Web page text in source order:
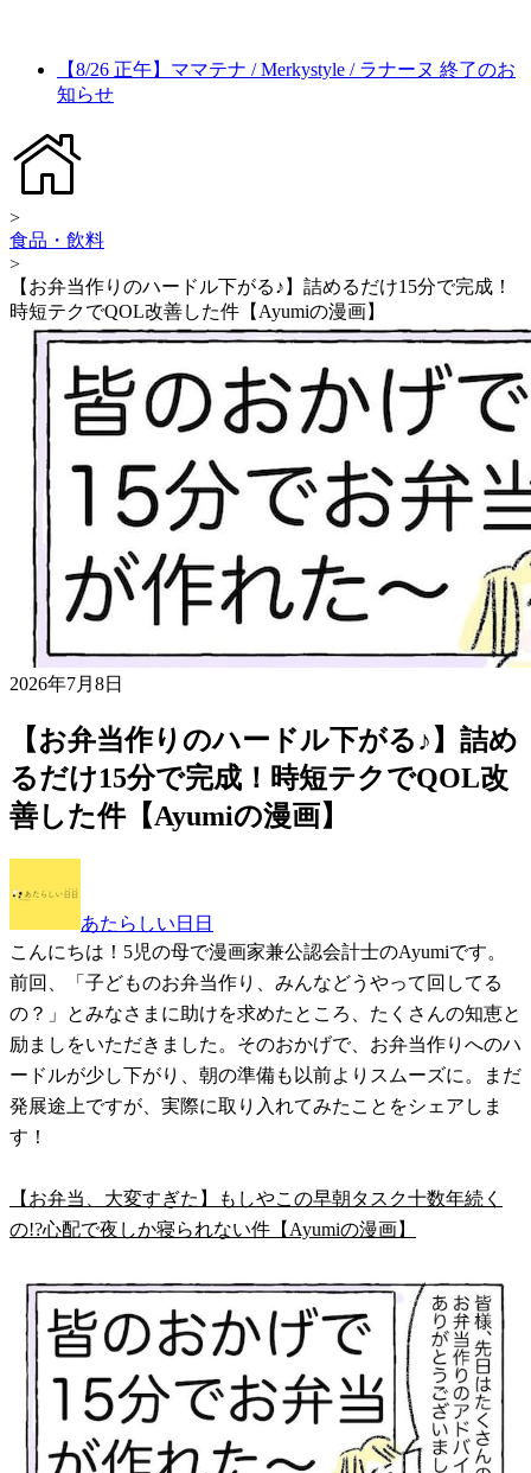
【8/26 正午】ママテナ / Merkystyle / ラナーヌ 終了のお
知らせ
>
食品・飲料
>
【お弁当作りのハードル下がる♪】詰めるだけ15分で完成！
時短テクでQOL改善した件【Ayumiの漫画】
2026年7月8日
【お弁当作りのハードル下がる♪】詰め
るだけ15分で完成！時短テクでQOL改
善した件【Ayumiの漫画】
あたらしい日日
こんにちは！5児の母で漫画家兼公認会計士のAyumiです。
前回、「子どものお弁当作り、みんなどうやって回してる
の？」とみなさまに助けを求めたところ、たくさんの知恵と
励ましをいただきました。そのおかげで、お弁当作りへのハ
ードルが少し下がり、朝の準備も以前よりスムーズに。まだ
発展途上ですが、実際に取り入れてみたことをシェアしま
す！
【お弁当、大変すぎた】もしやこの早朝タスク十数年続く
の!?心配で夜しか寝られない件【Ayumiの漫画】